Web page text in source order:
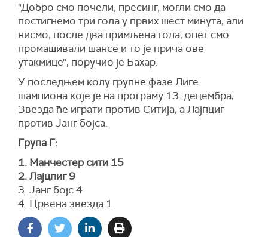
"Добро смо почели, пресинг, могли смо да
постигнемо три гола у првих шест минута, али
нисмо, после два примљена гола, опет смо
промашивали шансе и то је прича ове
утакмице", поручио је Бахар.
У последњем колу групне фазе Лиге
шампиона које је на програму 13. децембра,
Звезда ће играти против Ситија, а Лајпциг
против Јанг бојса.
Група Г:
1. Манчестер сити 15
2. Лајцпиг 9
3. Јанг бојс 4
4. Црвена звезда 1